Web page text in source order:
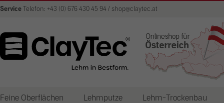
Service Telefon: +43 (0) 676 430 45 94 / shop@claytec.at
Feine Oberflächen Lehmputze Lehm-Trockenbau